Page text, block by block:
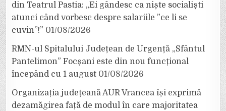
din Teatrul Pastia: „Ei gândesc ca niște socialiști
atunci când vorbesc despre salariile ”ce li se
cuvin”!” 01/08/2026
RMN-ul Spitalului Județean de Urgență „Sfântul
Pantelimon” Focșani este din nou funcțional
începând cu 1 august 01/08/2026
Organizația județeană AUR Vrancea își exprimă
dezamăgirea față de modul în care majoritatea